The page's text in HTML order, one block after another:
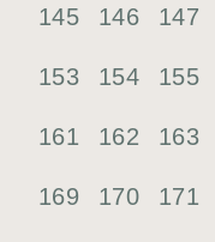
145 146 147
153 154 155
161 162 163
169 170 171